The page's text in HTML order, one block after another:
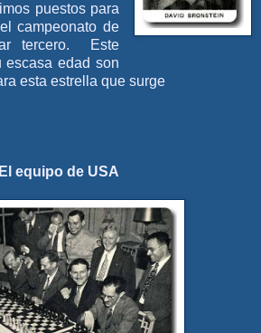
puestos para
campeonato de
tercero. Este
escasa edad son
esta estrella que surge
El equipo de USA